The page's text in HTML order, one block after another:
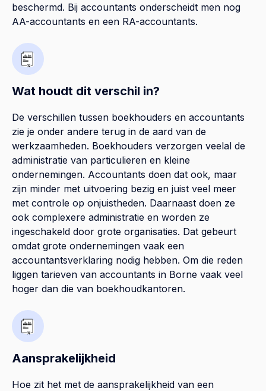
beschermd. Bij accountants onderscheidt men nog
AA-accountants en een RA-accountants.
Wat houdt dit verschil in?
De verschillen tussen boekhouders en accountants
zie je onder andere terug in de aard van de
werkzaamheden. Boekhouders verzorgen veelal de
administratie van particulieren en kleine
ondernemingen. Accountants doen dat ook, maar
zijn minder met uitvoering bezig en juist veel meer
met controle op onjuistheden. Daarnaast doen ze
ook complexere administratie en worden ze
ingeschakeld door grote organisaties. Dat gebeurt
omdat grote ondernemingen vaak een
accountantsverklaring nodig hebben. Om die reden
liggen tarieven van accountants in Borne vaak veel
hoger dan die van boekhoudkantoren.
Aansprakelijkheid
Hoe zit het met de aansprakelijkheid van een